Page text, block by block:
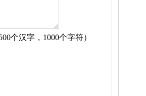
个汉字，1000个字符）